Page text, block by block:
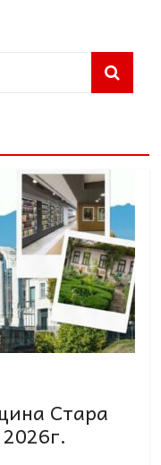
Стара